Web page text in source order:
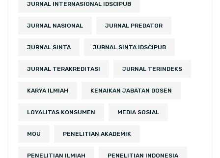
JURNAL INTERNASIONAL IDSCIPUB
JURNAL NASIONAL JURNAL PREDATOR
JURNAL SINTA JURNAL SINTA IDSCIPUB
JURNAL TERAKREDITASI JURNAL TERINDEKS
KARYA ILMIAH KENAIKAN JABATAN DOSEN
LOYALITAS KONSUMEN MEDIA SOSIAL
MOU PENELITIAN AKADEMIK
PENELITIAN ILMIAH PENELITIAN INDONESIA